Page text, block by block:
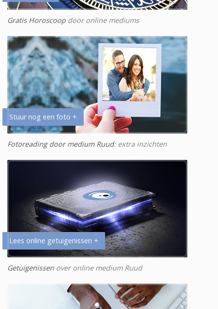
Gratis Horoscoopdoor online mediums
Stuur nog een foto +
Fotoreading door medium Ruud: extra inzichten
Lees online getuigenissen +
Getuigenissen over online medium Ruud